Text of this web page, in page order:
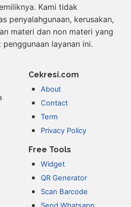
Kami tidak
penyalahgunaan, kerusakan,
materi dan non materi yang
layanan ini.
Cekresi.com
About
Contact
Term
Privacy Policy
Free Tools
Widget
QR Generator
Scan Barcode